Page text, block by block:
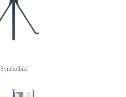
Symbolbild